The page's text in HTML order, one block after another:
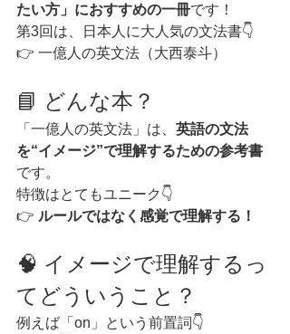
たい方」におすすめの一冊です！
第3回は、日本人に大人気の文法書👇
👉 一億人の英文法（大西泰斗）
📘 どんな本？
「一億人の英文法」は、 英語の文法
を“イメージ”で理解するための参考書
です。
特徴はとてもユニーク👇
👉 ルールではなく感覚で理解する！
🧠 イメージで理解するっ
てどういうこと？
例えば「on」という前置詞👇